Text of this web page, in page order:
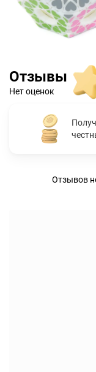
Отзывы
Нет оценок
Отзывов